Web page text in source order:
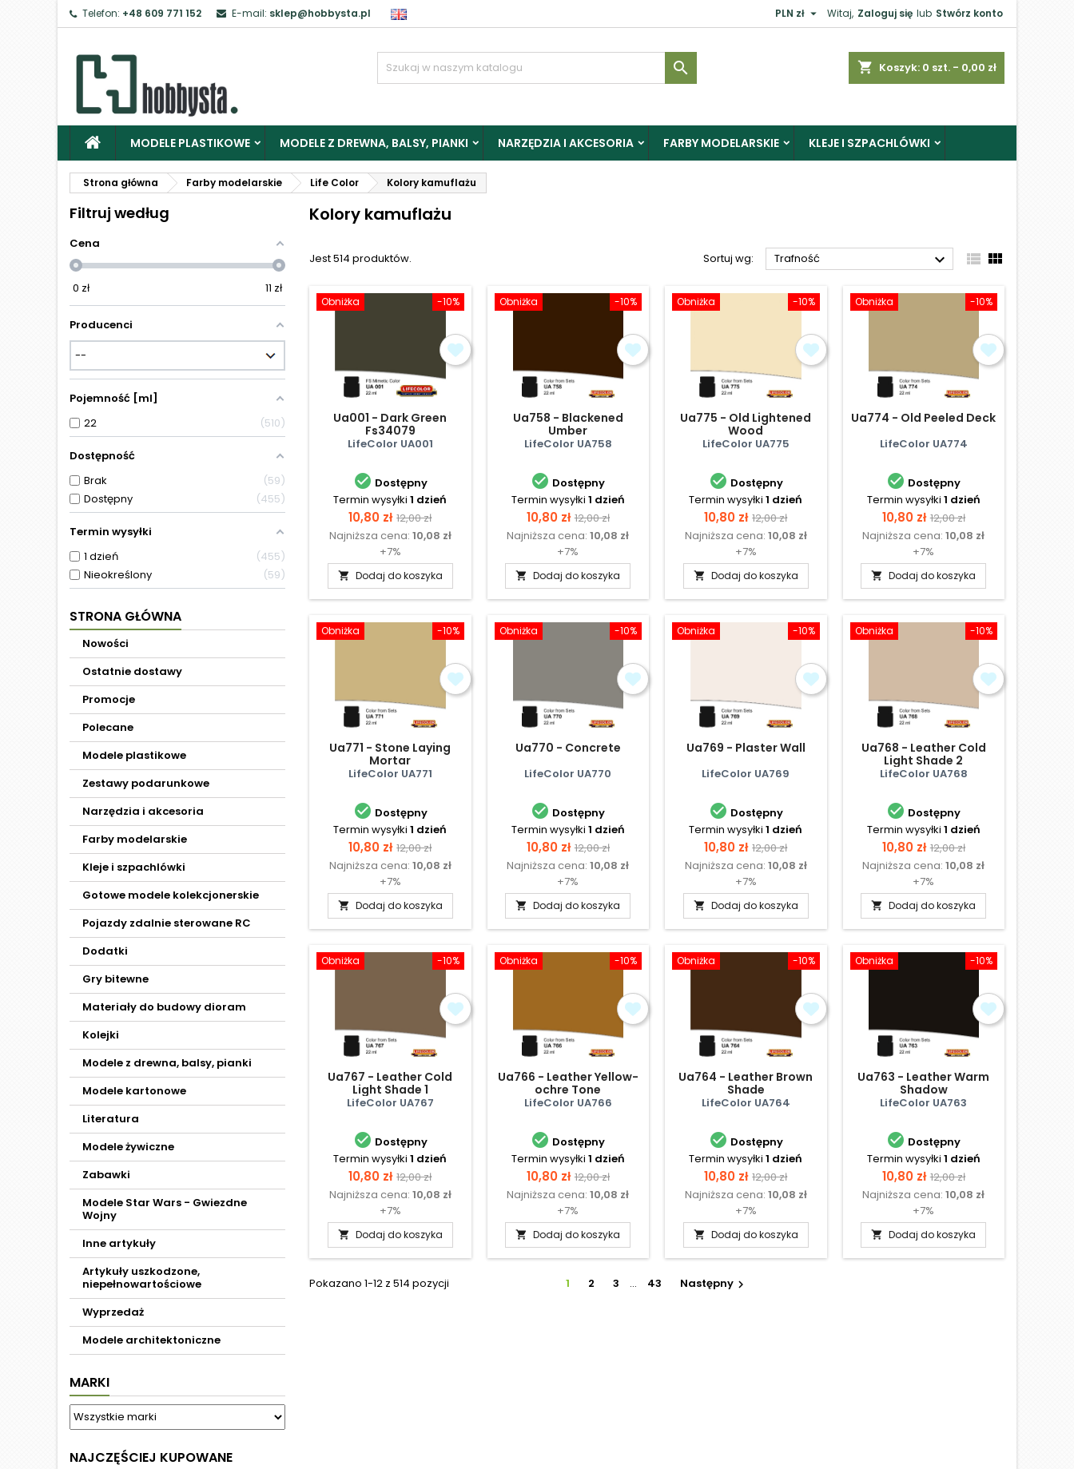
Telefon: +48 609 771 152 E-mail: sklep@hobbysta.pl Witaj, Zaloguj się lub Stwórz konto
PLN zł 
shopping_cart Koszyk: 0 szt. - 0,00 zł

MODELE PLASTIKOWE MODELE Z DREWNA, BALSY, PIANKI NARZĘDZIA I AKCESORIA FARBY MODELARSKIE KLEJE I SZPACHLÓWKI
Strona główna Farby modelarskie Life Color Kolory kamuflażu
Filtruj według
Cena
0 zł 11 zł
Producenci
Pojemność [ml]
22
510
Dostępność
Brak
59
Dostępny
455
Termin wysyłki
1 dzień
455
Nieokreślony
59
STRONA GŁÓWNA
Nowości
Ostatnie dostawy
Promocje
Polecane
Modele plastikowe
Zestawy podarunkowe
Narzędzia i akcesoria
Farby modelarskie
Kleje i szpachlówki
Gotowe modele kolekcjonerskie
Pojazdy zdalnie sterowane RC
Dodatki
Gry bitewne
Materiały do budowy dioram
Kolejki
Modele z drewna, balsy, pianki
Modele kartonowe
Literatura
Modele żywiczne
Zabawki
Modele Star Wars - Gwiezdne
Wojny
Inne artykuły
Artykuły uszkodzone,
niepełnowartościowe
Wyprzedaż
Modele architektoniczne
MARKI
NAJCZĘŚCIEJ KUPOWANE
Kolory kamuflażu
Jest 514 produktów. Sortuj wg: Trafność   
-10%
Obniżka
Ua001 - Dark Green
Fs34079
LifeColor UA001
 Dostępny
Termin wysyłki 1 dzień
Cena
10,80 zł Cena
podstawowa
12,00 zł
Najniższa cena: 10,08 zł
+7%
 Dodaj do koszyka
-10%
Obniżka
Ua758 - Blackened
Umber
LifeColor UA758
 Dostępny
Termin wysyłki 1 dzień
Cena
10,80 zł Cena
podstawowa
12,00 zł
Najniższa cena:10,08 zł
+7%
 Dodaj do koszyka
-10%
Obniżka
Ua775 - Old Lightened
Wood
LifeColor UA775
 Dostępny
Termin wysyłki 1 dzień
Cena
10,80 zł Cena
podstawowa
12,00 zł
Najniższa cena: 10,08 zł
+7%
 Dodaj do koszyka
-10%
Obniżka
Ua774 - Old Peeled Deck
LifeColor UA774
 Dostępny
Termin wysyłki 1 dzień
Cena
10,80 zł Cena
podstawowa
12,00 zł
Najniższa cena:10,08 zł
+7%
 Dodaj do koszyka
-10%
Obniżka
Ua771 - Stone Laying
Mortar
LifeColor UA771
 Dostępny
Termin wysyłki 1 dzień
Cena
10,80 zł Cena
podstawowa
12,00 zł
Najniższa cena: 10,08 zł
+7%
 Dodaj do koszyka
-10%
Obniżka
Ua770 - Concrete
LifeColor UA770
 Dostępny
Termin wysyłki 1 dzień
Cena
10,80 zł Cena
podstawowa
12,00 zł
Najniższa cena:10,08 zł
+7%
 Dodaj do koszyka
-10%
Obniżka
Ua769 - Plaster Wall
LifeColor UA769
 Dostępny
Termin wysyłki 1 dzień
Cena
10,80 zł Cena
podstawowa
12,00 zł
Najniższa cena: 10,08 zł
+7%
 Dodaj do koszyka
-10%
Obniżka
Ua768 - Leather Cold
Light Shade 2
LifeColor UA768
 Dostępny
Termin wysyłki 1 dzień
Cena
10,80 zł Cena
podstawowa
12,00 zł
Najniższa cena:10,08 zł
+7%
 Dodaj do koszyka
-10%
Obniżka
Ua767 - Leather Cold
Light Shade 1
LifeColor UA767
 Dostępny
Termin wysyłki 1 dzień
Cena
10,80 zł Cena
podstawowa
12,00 zł
Najniższa cena: 10,08 zł
+7%
 Dodaj do koszyka
-10%
Obniżka
Ua766 - Leather Yellow-
ochre Tone
LifeColor UA766
 Dostępny
Termin wysyłki 1 dzień
Cena
10,80 zł Cena
podstawowa
12,00 zł
Najniższa cena:10,08 zł
+7%
 Dodaj do koszyka
-10%
Obniżka
Ua764 - Leather Brown
Shade
LifeColor UA764
 Dostępny
Termin wysyłki 1 dzień
Cena
10,80 zł Cena
podstawowa
12,00 zł
Najniższa cena: 10,08 zł
+7%
 Dodaj do koszyka
-10%
Obniżka
Ua763 - Leather Warm
Shadow
LifeColor UA763
 Dostępny
Termin wysyłki 1 dzień
Cena
10,80 zł Cena
podstawowa
12,00 zł
Najniższa cena:10,08 zł
+7%
 Dodaj do koszyka
Pokazano 1-12 z 514 pozycji 1 2 3 … 43 Następny 
Zaloguj
Aby zapisać produkty do Schowka, musisz się zalogować.
Anuluj Zaloguj